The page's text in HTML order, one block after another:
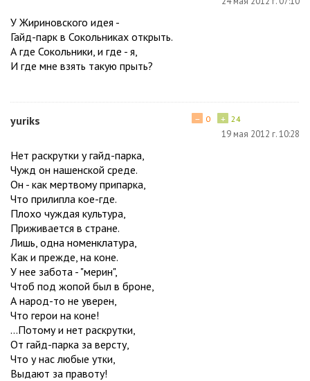
У Жириновского идея -
Гайд-парк в Сокольниках открыть.
А где Сокольники, и где - я,
И где мне взять такую прыть?
yuriks + 24
− 0
19 мая 2012 г. 10:28
Нет раскрутки у гайд-парка,
Чужд он нашенской среде.
Он - как мертвому припарка,
Что прилипла кое-где.
Плохо чуждая культура,
Приживается в стране.
Лишь, одна номенклатура,
Как и прежде, на коне.
У нее забота - "мерин",
Чтоб под жопой был в броне,
А народ-то не уверен,
Что герои на коне!
...Потому и нет раскрутки,
От гайд-парка за версту,
Что у нас любые утки,
Выдают за правоту!